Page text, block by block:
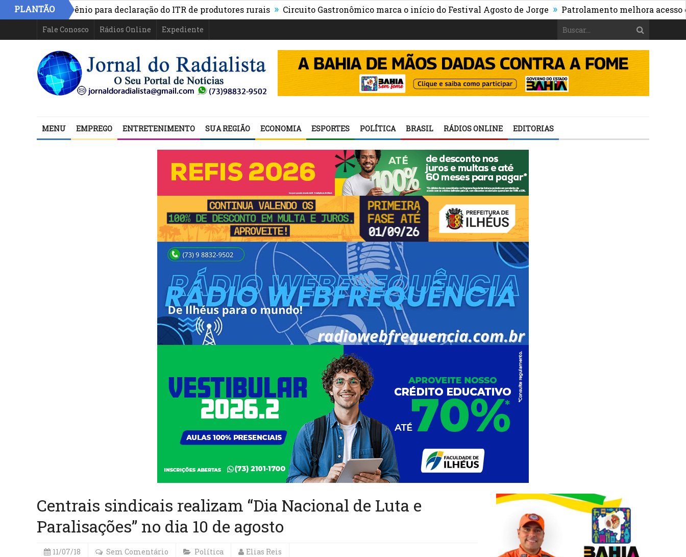
PLANTÃO
convênio para declaração do ITR de produtores rurais » Circuito Gastronômico marca o início do Festival Agosto de Jorge » Patrolamento melhora acesso e
sobre os riscos das apostas on-line
Fale Conosco Rádios Online Expediente
MENU EMPREGO ENTRETENIMENTO SUA REGIÃO ECONOMIA ESPORTES POLÍTICA BRASIL RÁDIOS ONLINE EDITORIAS
Centrais sindicais realizam “Dia Nacional de Luta e
Paralisações” no dia 10 de agosto
11/07/18 Sem Comentário Política Elias Reis